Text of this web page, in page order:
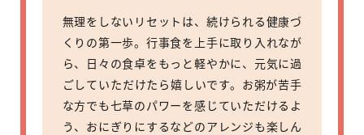
無理をしないリセットは、続けられる健康づ
くりの第一歩。行事食を上手に取り入れなが
ら、日々の食卓をもっと軽やかに、元気に過
ごしていただけたら嬉しいです。お粥が苦手
な方でも七草のパワーを感じていただけるよ
う、おにぎりにするなどのアレンジも楽しん